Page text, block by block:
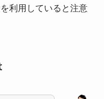
利用していると注意